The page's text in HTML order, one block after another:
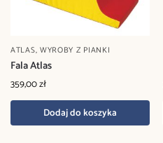
ATLAS, WYROBY Z PIANKI
Fala Atlas
359,00zł
Dodaj do koszyka